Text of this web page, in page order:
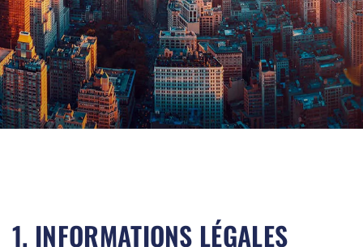
1. INFORMATIONS LÉGALES